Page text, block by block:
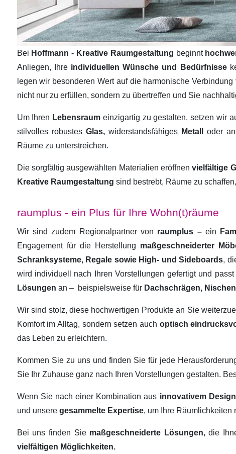
Bei Hoffmann - Kreative Raumgestaltung beginnt
Anliegen, Ihre individuellen Wünsche und Bedürfnisse
legen wir besonderen Wert auf die harmonische Verbindung
nicht nur zu erfüllen, sondern zu übertreffen und Sie
Um Ihren Lebensraum einzigartig zu gestalten, setzen wir
stilvolles robustes Glas,widerstandsfähiges Metalloder
Räume zu unterstreichen.
Die sorgfältig ausgewählten Materialien eröffnenvielfältige
Kreative Raumgestaltung sind bestrebt, Räume zu
raumplus - ein Plus für Ihre Wohn(t)räume
Wir sind zudem Regionalpartner von raumplus –ein
Engagement für die Herstellung maßgeschneiderter
Schranksysteme, Regale sowie High- und Sideboards,
wird individuell nach Ihren Vorstellungen gefertigt und
Lösungen an – beispielsweise für Dachschrägen,
Wir sind stolz, diese hochwertigen Produkte an Sie
Komfort im Alltag, sondern setzen auch optisch
das Leben zu erleichtern.
Kommen Sie zu uns und finden Sie für jede
Sie Ihr Zuhause ganz nach Ihren Vorstellungen gestalten.
Wenn Sie nach einer Kombination aus innovativem Design
und unsere gesammelte Expertise, um Ihre Räumlichkeiten
Bei uns finden Sie maßgeschneiderte Lösungen,die
vielfältigen Möglichkeiten.